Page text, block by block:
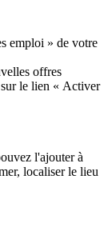
emploi » de votre
offres
le lien « Activer
l'ajouter à
localiser le lieu